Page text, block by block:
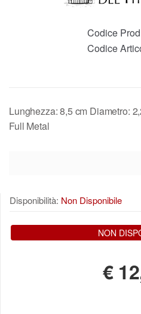
Codice
Codice
Lunghezza: 8,5 cm Diametro:
Full Metal
Disponibilità: Non Disponibile
NON
€